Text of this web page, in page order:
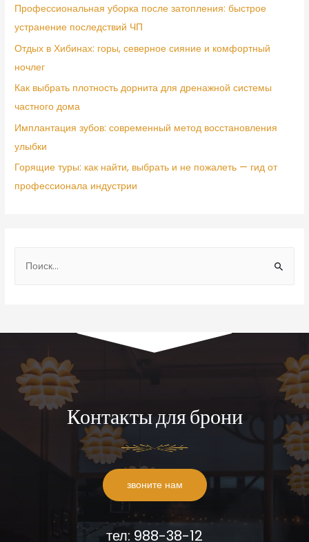
Профессиональная уборка после затопления: быстрое
устранение последствий ЧП
Отдых в Хибинах: горы, северное сияние и комфортный
ночлег
Как выбрать плотность дорнита для дренажной системы
частного дома
Имплантация зубов: современный метод восстановления
улыбки
Горящие туры: как найти, выбрать и не пожалеть — гид от
профессионала индустрии
Контакты для брони
звоните нам
тел: 988-38-12